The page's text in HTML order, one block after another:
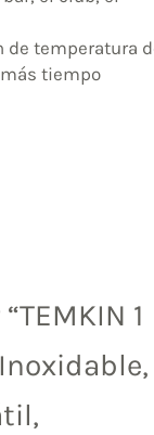
de temperatura
tiempo
1